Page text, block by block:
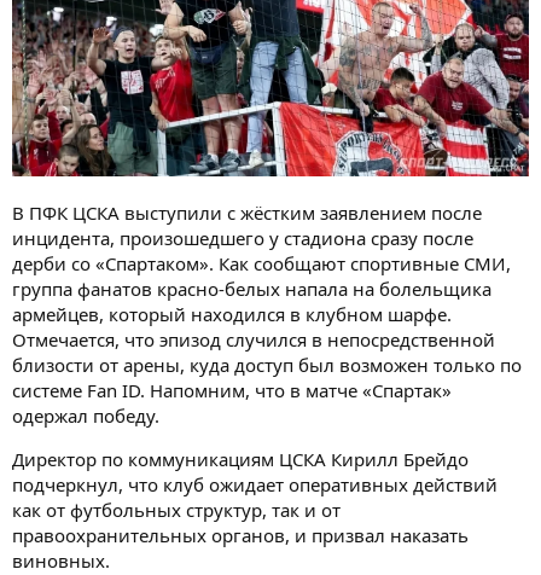
В ПФК ЦСКА выступили с жёстким заявлением после
инцидента, произошедшего у стадиона сразу после
дерби со «Спартаком». Как сообщают спортивные СМИ,
группа фанатов красно-белых напала на болельщика
армейцев, который находился в клубном шарфе.
Отмечается, что эпизод случился в непосредственной
близости от арены, куда доступ был возможен только по
системе Fan ID. Напомним, что в матче «Спартак»
одержал победу.
Директор по коммуникациям ЦСКА Кирилл Брейдо
подчеркнул, что клуб ожидает оперативных действий
как от футбольных структур, так и от
правоохранительных органов, и призвал наказать
виновных.